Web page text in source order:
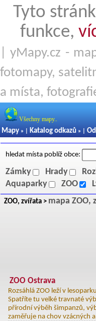
Tyto
funkce,
| yMapy.cz -
fotomapy,
a místa,
Všechny mapy..
Mapy » | Katalog odkazů » |
hledat místa poblíž obce:
Zámky Hrady
Aquaparky ZOO
ZOO, zvířata > mapa ZOO,
ZOO Ostrava
Rozsáhlá ZOO leží v
Spatříte tu velké travnaté
přírodní výběh šimpanzů,
zaměřuje na chov vzácných